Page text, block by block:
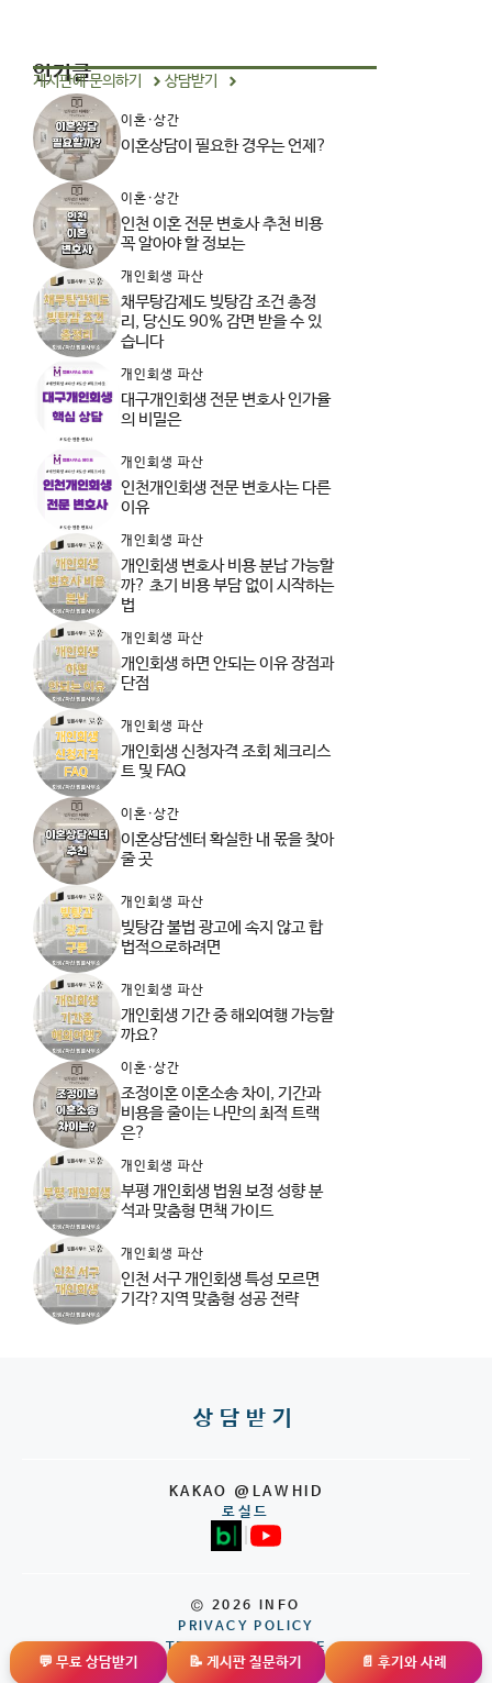
인기글
게시판에 문의하기 상담받기
이혼·상간
이혼상담이 필요한 경우는 언제?
이혼·상간
인천 이혼 전문 변호사 추천 비용
꼭 알아야 할 정보는
개인회생 파산
채무탕감제도 빚탕감 조건 총정
리, 당신도 90% 감면 받을 수 있
습니다
개인회생 파산
대구개인회생 전문 변호사 인가율
의 비밀은
개인회생 파산
인천개인회생 전문 변호사는 다른
이유
개인회생 파산
개인회생 변호사 비용 분납 가능할
까? 초기 비용 부담 없이 시작하는
법
개인회생 파산
개인회생 하면 안되는 이유 장점과
단점
개인회생 파산
개인회생 신청자격 조회 체크리스
트 및 FAQ
이혼·상간
이혼상담센터 확실한 내 몫을 찾아
줄 곳
개인회생 파산
빚탕감 불법 광고에 속지 않고 합
법적으로하려면
개인회생 파산
개인회생 기간 중 해외여행 가능할
까요?
이혼·상간
조정이혼 이혼소송 차이, 기간과
비용을 줄이는 나만의 최적 트랙
은?
개인회생 파산
부평 개인회생 법원 보정 성향 분
석과 맞춤형 면책 가이드
개인회생 파산
인천 서구 개인회생 특성 모르면
기각?지역 맞춤형 성공 전략
상담받기
KAKAO @LAWHID
로실드
© 2026 INFO
PRIVACY POLICY
TERMS OF SERVICE
💬 무료 상담받기 📝 게시판 질문하기 📄 후기와 사례